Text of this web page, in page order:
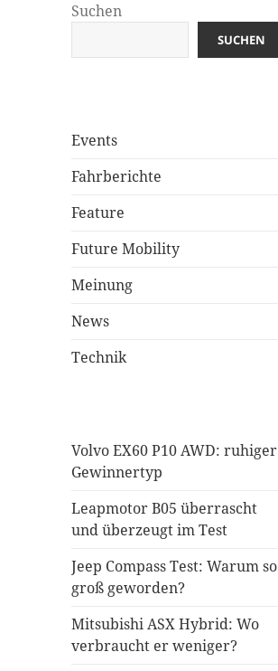
Suchen
SUCHEN
Events
Fahrberichte
Feature
Future Mobility
Meinung
News
Technik
Volvo EX60 P10 AWD: ruhiger
Gewinnertyp
Leapmotor B05 überrascht
und überzeugt im Test
Jeep Compass Test: Warum so
groß geworden?
Mitsubishi ASX Hybrid: Wo
verbraucht er weniger?